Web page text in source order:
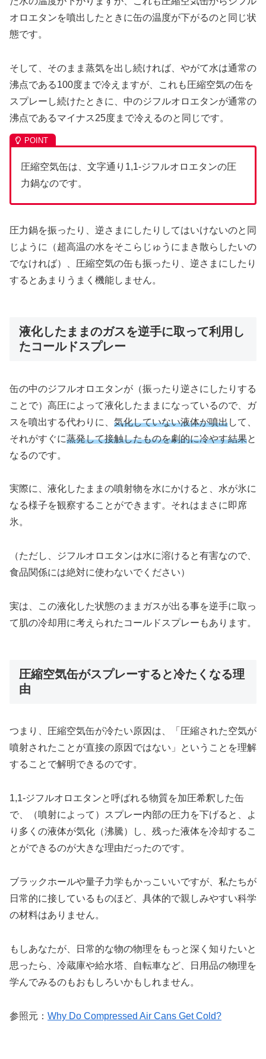
オロエタンを噴出したときに缶の温度が下がるのと同じ状
態です。
そして、そのまま蒸気を出し続ければ、やがて水は通常の
沸点である100度まで冷えますが、これも圧縮空気の缶を
スプレーし続けたときに、中のジフルオロエタンが通常の
沸点であるマイナス25度まで冷えるのと同じです。
圧縮空気缶は、文字通り1,1-ジフルオロエタンの圧
力鍋なのです。
圧力鍋を振ったり、逆さまにしたりしてはいけないのと同
じように（超高温の水をそこらじゅうにまき散らしたいの
でなければ）、圧縮空気の缶も振ったり、逆さまにしたり
するとあまりうまく機能しません。
液化したままのガスを逆手に取って利用し
たコールドスプレー
缶の中のジフルオロエタンが（振ったり逆さにしたりする
ことで）高圧によって液化したままになっているので、ガ
スを噴出する代わりに、 気化していない液体が噴出して、
それがすぐに蒸発して接触したものを劇的に冷やす結果と
なるのです。
実際に、液化したままの噴射物を水にかけると、水が氷に
なる様子を観察することができます。それはまさに即席
氷。
（ただし、ジフルオロエタンは水に溶けると有害なので、
食品関係には絶対に使わないでください）
実は、この液化した状態のままガスが出る事を逆手に取っ
て肌の冷却用に考えられたコールドスプレーもあります。
圧縮空気缶がスプレーすると冷たくなる理
由
つまり、圧縮空気缶が冷たい原因は、「圧縮された空気が
噴射されたことが直接の原因ではない」ということを理解
することで解明できるのです。
1,1-ジフルオロエタンと呼ばれる物質を加圧希釈した缶
で、（噴射によって）スプレー内部の圧力を下げると、よ
り多くの液体が気化（沸騰）し、残った液体を冷却するこ
とができるのが大きな理由だったのです。
ブラックホールや量子力学もかっこいいですが、私たちが
日常的に接しているものほど、具体的で親しみやすい科学
の材料はありません。
もしあなたが、日常的な物の物理をもっと深く知りたいと
思ったら、冷蔵庫や給水塔、自転車など、日用品の物理を
学んでみるのもおもしろいかもしれません。
参照元： Why Do Compressed Air Cans Get Cold?